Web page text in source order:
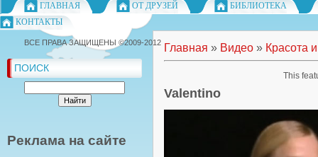
ГЛАВНАЯ
ОТ ДРУЗЕЙ
БИБЛИОТЕКА
КОНТАКТЫ
ПОИСК
Реклама на сайте
Главная » Видео » Красота
Valentino
ВСЕ ПРАВА ЗАЩИЩЕНЫ ©2009-2012
This